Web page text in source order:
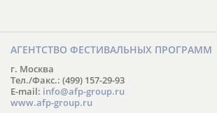
АГЕНТСТВО ФЕСТИВАЛЬНЫХ ПРОГРАММ
г. Москва
Тел./Факс.: (499) 157-29-93
E-mail: info@afp-group.ru
www.afp-group.ru